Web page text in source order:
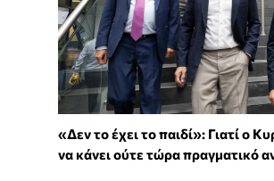
«Δεν το έχει το παιδί»: Γιατί ο
να κάνει ούτε τώρα πραγματικό